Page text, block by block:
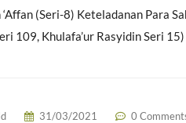
(Seri-8) Keteladanan Para
109, Khulafa’ur Rasyidin Seri 15)
31/03/2021 0